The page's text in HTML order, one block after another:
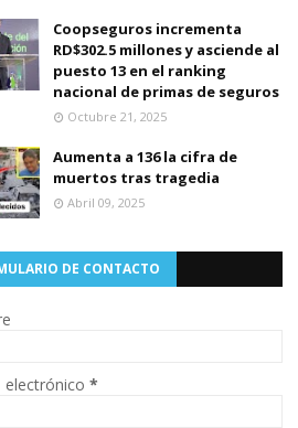
Coopseguros incrementa
RD$302.5 millones y asciende al
puesto 13 en el ranking
nacional de primas de seguros
Octubre 21, 2025
Aumenta a 136 la cifra de
muertos tras tragedia
Abril 09, 2025
DE CONTACTO
electrónico *